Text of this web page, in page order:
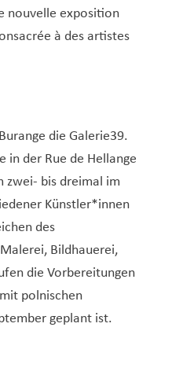
nouvelle exposition
à des artistes
die Galerie39.
in der Rue de Hellange
zwei- bis dreimal im
Künstler*innen
des
Bildhauerei,
die Vorbereitungen
polnischen
geplant ist.